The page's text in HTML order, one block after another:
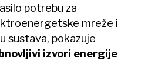
potrebu za
mreže i
sustava, pokazuje
izvori energije